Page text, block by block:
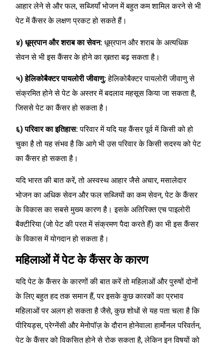
आहार लेने से और फल, सब्जियाँ भोजन में बहुत कम शामिल करने से भी
पेट में कैंसर के लक्षण प्रकट हो सकते हैं।
४) धूम्रपान और शराब का सेवन: धूम्रपान और शराब के अत्यधिक
सेवन से भी इस कैंसर के होने का ख़तरा बढ़ सकता है।
५) हेलिकोबैक्टर पायलोरी जीवाणु:हेलिकोबैक्टर पायलोरी जीवाणु से
संक्रमित होने से पेट के अस्तर में बदलाव महसूस किया जा सकता है,
जिससे पेट का कैंसर हो सकता है।
६) परिवार का इतिहास:परिवार में यदि यह कैंसर पूर्व में किसी को हो
चुका है तो यह संभव है कि आगे भी उस परिवार के किसी सदस्य को पेट
का कैंसर हो सकता है।
यदि भारत की बात करें, तो अस्वस्थ आहार जैसे अचार, मसालेदार
भोजन का अधिक सेवन और फल सब्जियों का कम सेवन, पेट के कैंसर
के विकास का सबसे मुख्य कारण है। इसके अतिरिक्त एच पाइलोरी
बैक्टीरिया (जो पेट की परत में संक्रमण पैदा करते हैं) का भी इस कैंसर
के विकास में योगदान हो सकता है।
महिलाओं में पेट के कैंसर के कारण
यदि पेट के कैंसर के कारणों की बात करें तो महिलाओं और पुरुषों दोनों
के लिए बहुत हद तक समान हैं, पर इसके कुछ कारकों का प्रभाव
महिलाओं पर अलग हो सकता है जैसे, कुछ शोधों से यह पता चला है कि
पीरियड्स, प्रेग्नेंसी और मेनोपॉज़ के दौरान होनेवाला हार्मोनल परिवर्तन,
पेट के कैंसर को विकसित होने से रोक सकता है, लेकिन इन विषयों को